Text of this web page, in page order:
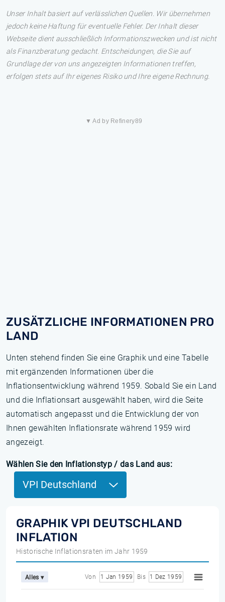
Unser Inhalt basiert auf verlässlichen Quellen. Wir übernehmen
jedoch keine Haftung für eventuelle Fehler. Der Inhalt dieser
Webseite dient ausschließlich Informationszwecken und ist nicht
als Finanzberatung gedacht. Entscheidungen, die Sie auf
Grundlage der von uns angezeigten Informationen treffen,
erfolgen stets auf Ihr eigenes Risiko und Ihre eigene Rechnung.
▼ Ad by Refinery89
ZUSÄTZLICHE INFORMATIONEN PRO
LAND
Unten stehend finden Sie eine Graphik und eine Tabelle
mit ergänzenden Informationen über die
Inflationsentwicklung während 1959. Sobald Sie ein Land
und die Inflationsart ausgewählt haben, wird die Seite
automatisch angepasst und die Entwicklung der von
Ihnen gewählten Inflationsrate während 1959 wird
angezeigt.
Wählen Sie den Inflationstyp / das Land aus:
VPI Deutschland
GRAPHIK VPI DEUTSCHLAND
INFLATION
Historische Inflationsraten im Jahr 1959
Alles ▾ Von 1 Jan 1959 Bis 1 Dez 1959